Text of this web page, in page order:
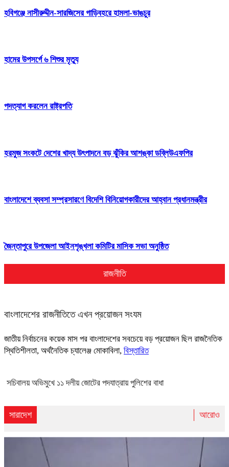
হবিগঞ্জে নাসীরুদ্দীন-সারজিসের গাড়িবহরে হামলা-ভাঙচুর
হামের উপসর্গে ৬ শিশুর মৃত্যু
পদত্যাগ করলেন রাষ্ট্রপতি
হরমুজ সংকটে দেশের খাদ্য উৎপাদনে বড় ঝুঁকির আশঙ্কা ডব্লিউএফপির
বাংলাদেশে ব্যবসা সম্প্রসারণে বিদেশি বিনিয়োগকারীদের আহ্বান প্রধানমন্ত্রীর
জৈন্তাপুরে উপজেলা আইনশৃঙ্খলা কমিটির মাসিক সভা অনুষ্ঠিত
রাজনীতি
বাংলাদেশের রাজনীতিতে এখন প্রয়োজন সংযম
জাতীয় নির্বাচনের কয়েক মাস পর বাংলাদেশের সবচেয়ে বড় প্রয়োজন ছিল রাজনৈতিক
স্থিতিশীলতা, অর্থনৈতিক চ্যালেঞ্জ মোকাবিলা, বিস্তারিত
সচিবালয় অভিমুখে ১১ দলীয় জোটের পদযাত্রায় পুলিশের বাধা
সারাদেশ আরোও